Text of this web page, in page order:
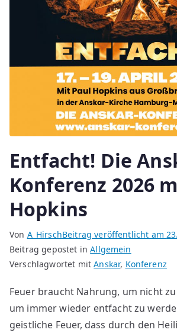
Entfacht! Die
Konferenz 2026
Hopkins
Von A_HirschBeitrag veröffentlicht am
Beitrag gepostet inAllgemein
Verschlagwortet mitAnskar, Konferenz
Feuer braucht Nahrung, um nicht
um immer wieder entfacht zu
geistliche Feuer, dass durch den